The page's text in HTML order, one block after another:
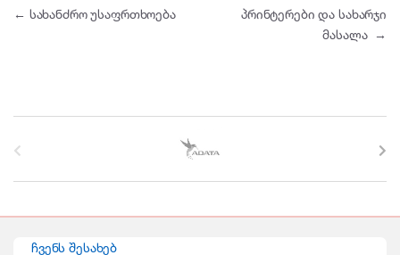
პოსტის ნავიგაცია
← სახანძრო უსაფრთხოება
პრინტერები და სახარჯი
მასალა →
ჩვენს შესახებ